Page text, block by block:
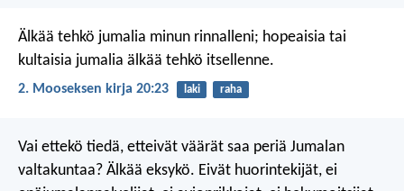
Älkää tehkö jumalia minun rinnalleni; hopeaisia tai
kultaisia jumalia älkää tehkö itsellenne.
2. Mooseksen kirja 20:23 laki raha
Vai ettekö tiedä, etteivät väärät saa periä Jumalan
valtakuntaa? Älkää eksykö. Eivät huorintekijät, ei